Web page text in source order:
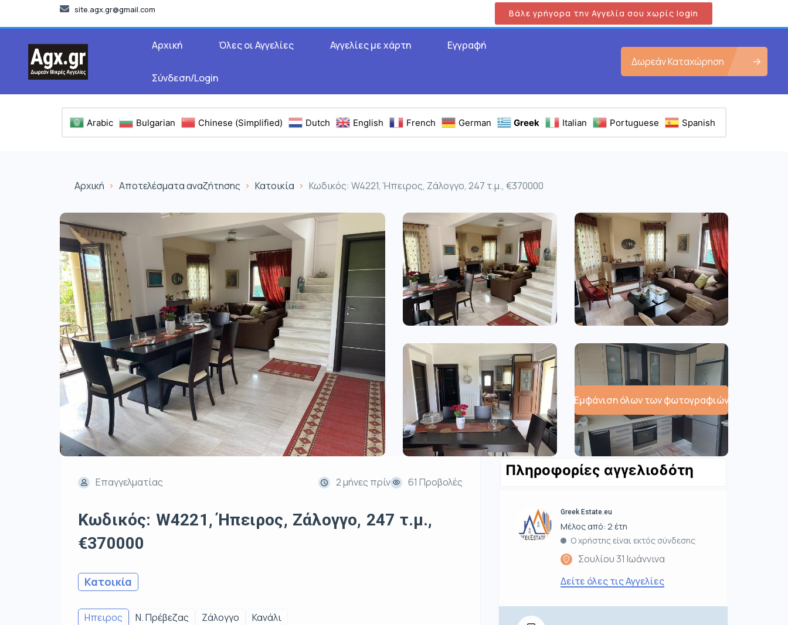
site.agx.gr@gmail.com Βάλε γρήγορα την Αγγελία σου χωρίς login
Αρχική Όλες οι Αγγελίες Αγγελίες με χάρτη Εγγραφή
Σύνδεση/Login
Δωρεάν Καταχώρηση
Arabic Bulgarian Chinese (Simplified) Dutch English French German Greek Italian Portuguese Spanish
Αρχική Αποτελέσματα αναζήτησης Κατοικία Κωδικός: W4221, Ήπειρος, Ζάλογγο, 247 τ.μ., €370000
Εμφάνιση όλων των φωτογραφιών
Επαγγελματίας 2 μήνες πρίν 61 Προβολές
Κωδικός: W4221, Ήπειρος, Ζάλογγο, 247 τ.μ.,
€370000
Κατοικία
Ηπειρος Ν. Πρέβεζας Ζάλογγο Κανάλι
Πληροφορίες αγγελιοδότη
Greek Estate.eu
Μέλος από: 2 έτη
Ο χρήστης είναι εκτός σύνδεσης
Σουλίου 31 Ιωάννινα
Δείτε όλες τις Αγγελίες